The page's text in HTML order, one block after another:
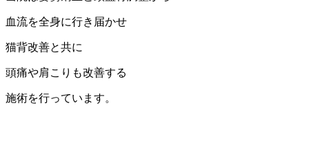
血流を全身に行き届かせ
猫背改善と共に
頭痛や肩こりも改善する
施術を行っています。